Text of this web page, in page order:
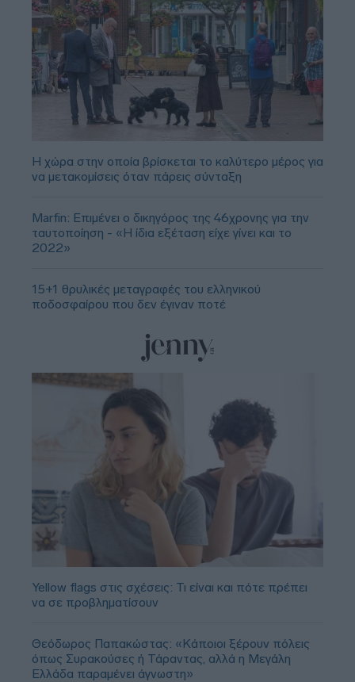
Η χώρα στην οποία βρίσκεται το καλύτερο μέρος για
να μετακομίσεις όταν πάρεις σύνταξη
Marfin: Επιμένει ο δικηγόρος της 46χρονης για την
ταυτοποίηση - «Η ίδια εξέταση είχε γίνει και το
2022»
15+1 θρυλικές μεταγραφές του ελληνικού
ποδοσφαίρου που δεν έγιναν ποτέ
Yellow flags στις σχέσεις: Τι είναι και πότε πρέπει
να σε προβληματίσουν
Θεόδωρος Παπακώστας: «Κάποιοι ξέρουν πόλεις
όπως Συρακούσες ή Τάραντας, αλλά η Μεγάλη
Ελλάδα παραμένει άγνωστη»